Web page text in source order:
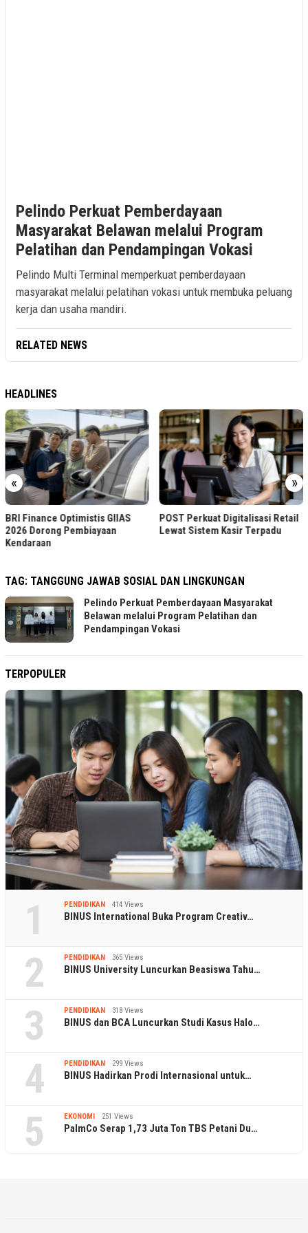
Pelindo Perkuat Pemberdayaan
Masyarakat Belawan melalui Program
Pelatihan dan Pendampingan Vokasi
Pelindo Multi Terminal memperkuat pemberdayaan
masyarakat melalui pelatihan vokasi untuk membuka peluang
kerja dan usaha mandiri.
RELATED NEWS
HEADLINES
« »
BRI Finance Optimistis GIIAS
2026 Dorong Pembiayaan
Kendaraan
POST Perkuat Digitalisasi Retail
Lewat Sistem Kasir Terpadu
TAG: TANGGUNG JAWAB SOSIAL DAN LINGKUNGAN
Pelindo Perkuat Pemberdayaan Masyarakat
Belawan melalui Program Pelatihan dan
Pendampingan Vokasi
TERPOPULER
1 PENDIDIKAN 414 Views
BINUS International Buka Program Creativ…
2 PENDIDIKAN 365 Views
BINUS University Luncurkan Beasiswa Tahu…
3 PENDIDIKAN 318 Views
BINUS dan BCA Luncurkan Studi Kasus Halo…
4 PENDIDIKAN 299 Views
BINUS Hadirkan Prodi Internasional untuk…
5 EKONOMI 251 Views
PalmCo Serap 1,73 Juta Ton TBS Petani Du…